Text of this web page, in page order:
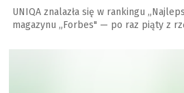
UNIQA znalazła się w rankingu
magazynu „Forbes" — po raz piąty z
a